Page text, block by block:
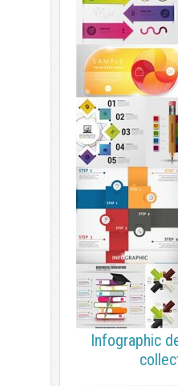
Infographic